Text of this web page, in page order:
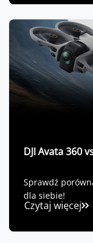
DJI Avata 360
Sprawdź
dla siebie!
Czytaj więcej